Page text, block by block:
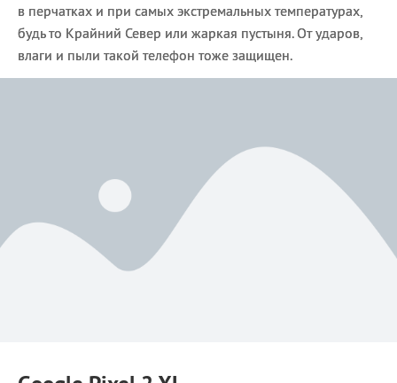
в перчатках и при самых экстремальных температурах,
будь то Крайний Север или жаркая пустыня. От ударов,
влаги и пыли такой телефон тоже защищен.